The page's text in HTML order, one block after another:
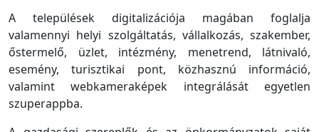
A települések digitalizációja magában foglalja
valamennyi helyi szolgáltatás, vállalkozás, szakember,
őstermelő, üzlet, intézmény, menetrend, látnivaló,
esemény, turisztikai pont, közhasznú információ,
valamint webkameraképek integrálását egyetlen
szuperappba.